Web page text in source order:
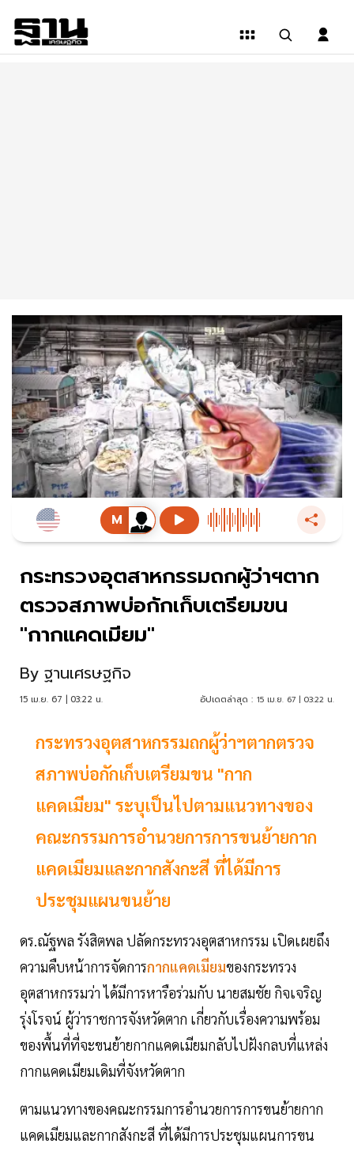
กระทรวงอุตสาหกรรมถกผู้ว่าฯตาก
ตรวจสภาพบ่อกักเก็บเตรียมขน
"กากแคดเมียม"
By ฐานเศรษฐกิจ
15 เม.ย. 67 | 03:22 น. อัปเดตล่าสุด : 15 เม.ย. 67 | 03:22 น.
กระทรวงอุตสาหกรรมถกผู้ว่าฯตากตรวจ
สภาพบ่อกักเก็บเตรียมขน "กาก
แคดเมียม" ระบุเป็นไปตามแนวทางของ
คณะกรรมการอำนวยการการขนย้ายกาก
แคดเมียมและกากสังกะสี ที่ได้มีการ
ประชุมแผนขนย้าย
ดร.ณัฐพล รังสิตพล ปลัดกระทรวงอุตสาหกรรม เปิดเผยถึง
ความคืบหน้าการจัดการกากแคดเมียมของกระทรวง
อุตสาหกรรมว่า ได้มีการหารือร่วมกับ นายสมชัย กิจเจริญ
รุ่งโรจน์ ผู้ว่าราชการจังหวัดตาก เกี่ยวกับเรื่องความพร้อม
ของพื้นที่ที่จะขนย้ายกากแคดเมียมกลับไปฝังกลบที่แหล่ง
กากแคดเมียมเดิมที่จังหวัดตาก
ตามแนวทางของคณะกรรมการอำนวยการการขนย้ายกาก
แคดเมียมและกากสังกะสี ที่ได้มีการประชุมแผนการขน